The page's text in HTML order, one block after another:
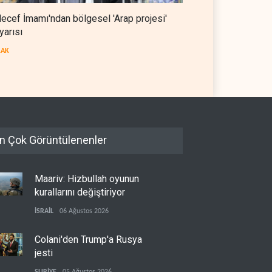
İmamı'ndan bölgesel
projesi' uyarısı
08 Ağustos 2026
Mossad’ın İran'a karşı Kürt
İmamı'ndan bölgesel 'Arap projesi'
Çok Görüntülenenler
Maariv: Hizbullah oyunun
kurallarını değiştiriyor
İSRAİL 06 Ağustos 2026
Colani'den Trump'a Rusya
jesti